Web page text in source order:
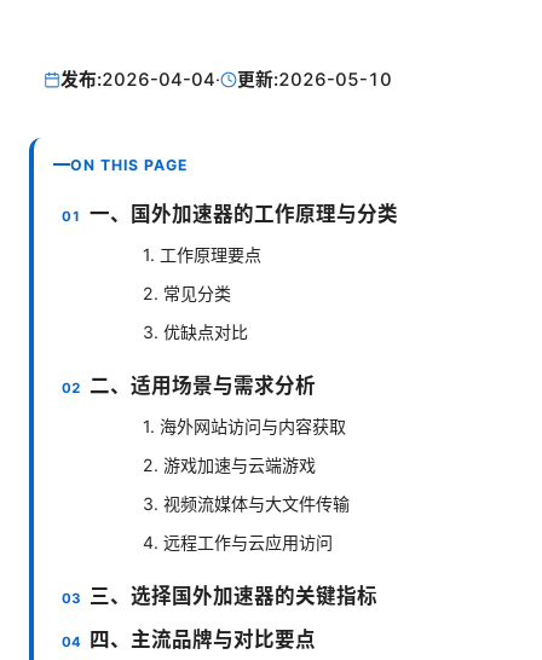
发布:2026-04-04· 更新:2026-05-10
ON THIS PAGE
一、国外加速器的工作原理与分类
1. 工作原理要点
2. 常见分类
3. 优缺点对比
二、适用场景与需求分析
1. 海外网站访问与内容获取
2. 游戏加速与云端游戏
3. 视频流媒体与大文件传输
4. 远程工作与云应用访问
三、选择国外加速器的关键指标
四、主流品牌与对比要点